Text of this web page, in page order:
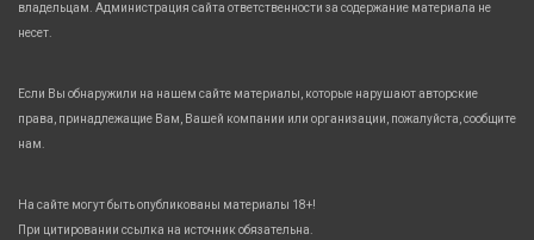
владельцам. Администрация сайта ответственности за содержание материала не
несет.
Если Вы обнаружили на нашем сайте материалы, которые нарушают авторские
права, принадлежащие Вам, Вашей компании или организации, пожалуйста, сообщите
нам.
На сайте могут быть опубликованы материалы 18+!
При цитировании ссылка на источник обязательна.